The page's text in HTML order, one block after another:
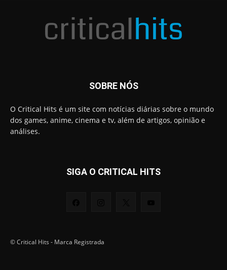
SOBRE NÓS
O Critical Hits é um site com notícias diárias sobre o mundo
dos games, anime, cinema e tv, além de artigos, opinião e
análises.
SIGA O CRITICAL HITS
© Critical Hits - Marca Registrada